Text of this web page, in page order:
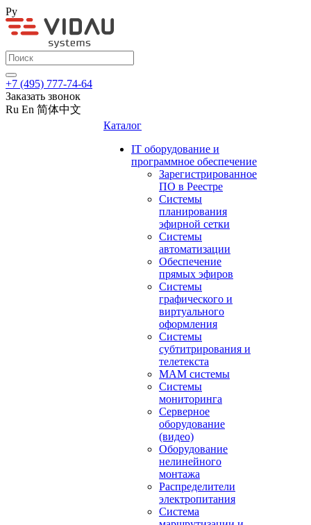
Ру
+7 (495) 777-74-64
Заказать звонок
Ru En 简体中文
Каталог
IT оборудование и
программное обеспечение
Зарегистрированное
ПО в Реестре
Системы
планирования
эфирной сетки
Системы
автоматизации
Обеспечение
прямых эфиров
Системы
графического и
виртуального
оформления
Системы
субтитрирования и
телетекста
MAM системы
Системы
мониторинга
Серверное
оборудование
(видео)
Оборудование
нелинейного
монтажа
Распределители
электропитания
Система